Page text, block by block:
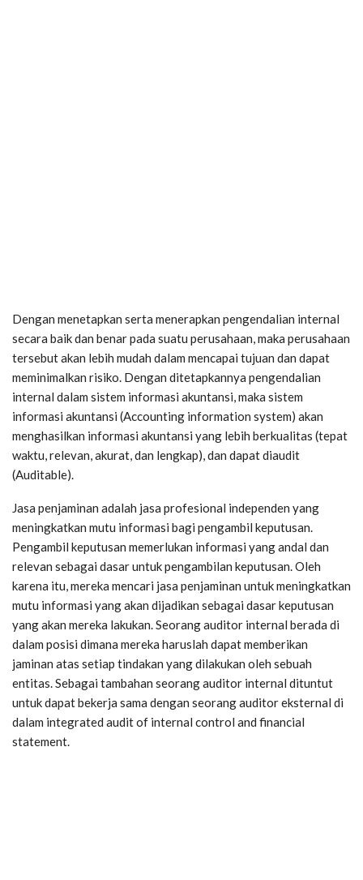
Dengan menetapkan serta menerapkan pengendalian internal
secara baik dan benar pada suatu perusahaan, maka perusahaan
tersebut akan lebih mudah dalam mencapai tujuan dan dapat
meminimalkan risiko. Dengan ditetapkannya pengendalian
internal dalam sistem informasi akuntansi, maka sistem
informasi akuntansi (Accounting information system) akan
menghasilkan informasi akuntansi yang lebih berkualitas (tepat
waktu, relevan, akurat, dan lengkap), dan dapat diaudit
(Auditable).
Jasa penjaminan adalah jasa profesional independen yang
meningkatkan mutu informasi bagi pengambil keputusan.
Pengambil keputusan memerlukan informasi yang andal dan
relevan sebagai dasar untuk pengambilan keputusan. Oleh
karena itu, mereka mencari jasa penjaminan untuk meningkatkan
mutu informasi yang akan dijadikan sebagai dasar keputusan
yang akan mereka lakukan. Seorang auditor internal berada di
dalam posisi dimana mereka haruslah dapat memberikan
jaminan atas setiap tindakan yang dilakukan oleh sebuah
entitas. Sebagai tambahan seorang auditor internal dituntut
untuk dapat bekerja sama dengan seorang auditor eksternal di
dalam integrated audit of internal control and financial
statement.